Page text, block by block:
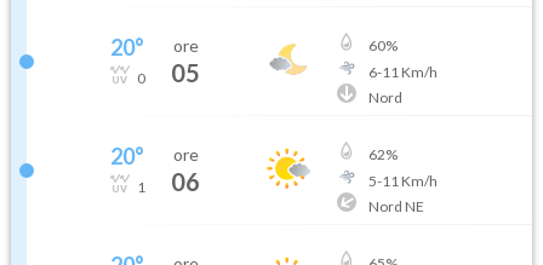
20°
0
ore
05
60%
6-11 Km/h
Nord
20°
1
ore
06
62%
5-11 Km/h
Nord NE